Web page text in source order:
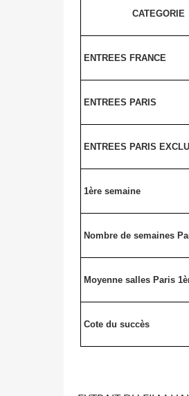
CATEGORIE
ENTREES FRANCE
ENTREES PARIS
ENTREES PARIS
1ère semaine
Nombre de semaines
Moyenne salles Paris
Cote du succès